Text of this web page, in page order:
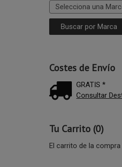
Costes de Envío
GRATIS *
Consultar
Tu Carrito (0)
El carrito de la